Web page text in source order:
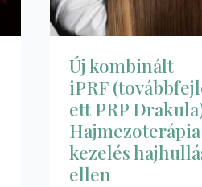
Új kombinált
iPRF
ett PRP
Hajmezoterápia
kezelés
ellen